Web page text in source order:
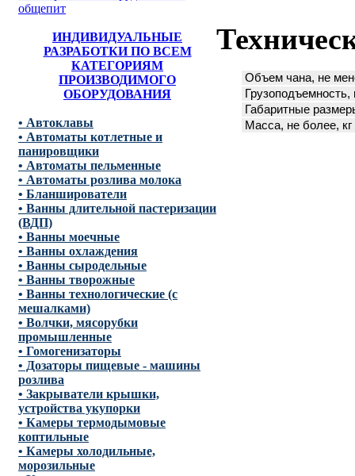
общепит
ИНДИВИДУАЛЬНЫЕ
РАЗРАБОТКИ ПО ВСЕМ
КАТЕГОРИЯМ
ПРОИЗВОДИМОГО
ОБОРУДОВАНИЯ
• Автоклавы
• Автоматы котлетные и
панировщики
• Автоматы пельменные
• Автоматы розлива молока
• Бланширователи
• Ванны длительной пастеризации
(ВДП)
• Ванны моечные
• Ванны охлаждения
• Ванны сыродельные
• Ванны творожные
• Ванны технологические (с
мешалками)
• Волчки, мясорубки
промышленные
• Гомогенизаторы
• Дозаторы пищевые - машины
розлива
• Закрыватели крышки,
устройства укупорки
• Камеры термодымовые
коптильные
• Камеры холодильные,
морозильные
Объем чана, не
Грузоподъемность,
Габаритные
Масса, не более, кг